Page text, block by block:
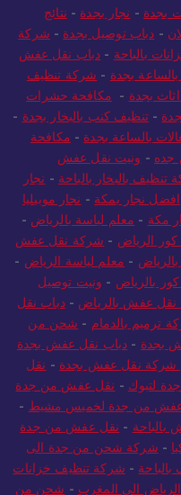
- مكافحة حشرات بجدة
بجدة- نجار بجدة-نتائج
-دباب توصيل بجدة-
شركة
بالباحة- دباب نقل عفش
بجدة-شركة تنظيف
بجدة- مكافحة حشرات
-تنظيف كنب بالبخار بجدة
بالساعة بجدة-مكافحة
جده-ونيت نقل عفش
تنظيف بالبخار بالباحة -نجار
افضل نجار بمكة- نجار موبيليا
مكة-معلم لياسة بالرياض-
الرياض- شركة نقل عفش
-معلم لياسة الرياض
بالرياض- ونيت توصيل
نقل عفش بالرياض -دباب نقل
ترميم بالدمام-
شحن من
بجدة-دباب نقل عفش بجدة
شركة نقل عفش بجدة -نقل
لتبوك-نقل عفش من جدة
عفش من جدة لخميس مشيط-
-نقل عفش من جدة
-شركة شحن من جدة الى
-
شركة تنظيف خزانات